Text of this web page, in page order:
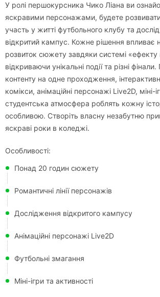
У ролі першокурсника Чико Ліана ви
яскравими персонажами, будете
участь у житті футбольного клубу та
відкритий кампус. Кожне рішення впливає
розвиток сюжету завдяки системі «ефекту
відкриваючи унікальні події та різні
контенту на одне проходження,
комікси, анімаційні персонажі Live2D, міні-
студентська атмосфера роблять кожну
особливою. Створіть власну незабутню
яскраві роки в коледжі.
Особливості:
Понад 20 годин сюжету
Романтичні лінії персонажів
Дослідження відкритого кампусу
Анімаційні персонажі Live2D
Футбольні змагання
Міні-ігри та активності